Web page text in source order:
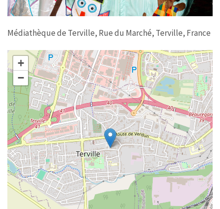
Médiathèque de Terville, Rue du Marché, Terville, France
+
−